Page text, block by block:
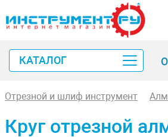
КАТАЛОГ
Отрезной и шлиф инструмент
Круг отрезной